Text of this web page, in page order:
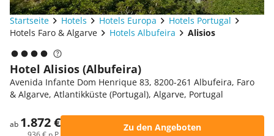
Startseite Hotels Hotels Europa
Hotels Portugal
Hotels Faro & Algarve
Hotels Albufeira Alisios
Hotel Alisios (Albufeira)
Avenida Infante Dom Henrique 83, 8200-261 Albufeira, Faro
& Algarve, Atlantikküste (Portugal), Algarve, Portugal
ab 1.872 € Zu den Angeboten